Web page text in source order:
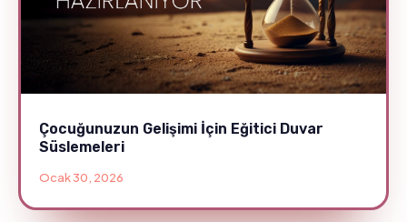
Çocuğunuzun Gelişimi İçin Eğitici Duvar
Süslemeleri
Ocak 30, 2026